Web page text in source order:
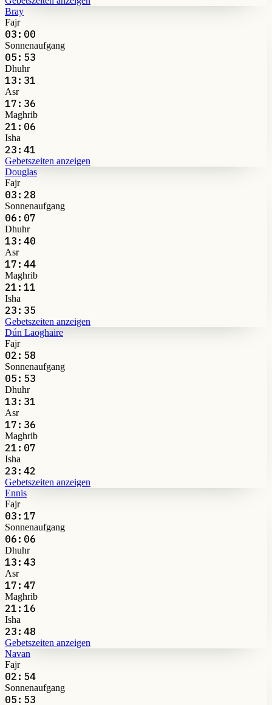
Bray
Fajr
03:00
Sonnenaufgang
05:53
Dhuhr
13:31
Asr
17:36
Maghrib
21:06
Isha
23:41
Gebetszeiten anzeigen
Douglas
Fajr
03:28
Sonnenaufgang
06:07
Dhuhr
13:40
Asr
17:44
Maghrib
21:11
Isha
23:35
Gebetszeiten anzeigen
Dún Laoghaire
Fajr
02:58
Sonnenaufgang
05:53
Dhuhr
13:31
Asr
17:36
Maghrib
21:07
Isha
23:42
Gebetszeiten anzeigen
Ennis
Fajr
03:17
Sonnenaufgang
06:06
Dhuhr
13:43
Asr
17:47
Maghrib
21:16
Isha
23:48
Gebetszeiten anzeigen
Navan
Fajr
02:54
Sonnenaufgang
05:53